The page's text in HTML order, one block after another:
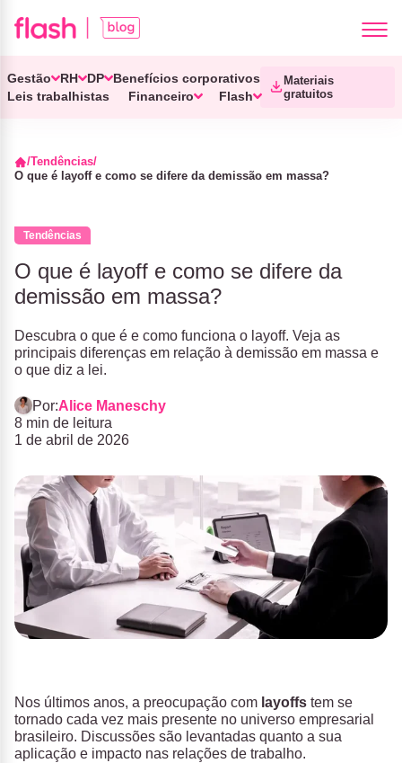
Gestão RH DP
Benefícios corporativos
Leis trabalhistas
Financeiro Flash
Materiais
gratuitos
Tendências
O que é layoff e como se difere da demissão em massa?
Tendências
O que é layoff e como se difere da
demissão em massa?
Descubra o que é e como funciona o layoff. Veja as
principais diferenças em relação à demissão em massa e
o que diz a lei.
Por:Alice Maneschy
8 min de leitura
1 de abril de 2026
Nos últimos anos, a preocupação com layoffs tem se
tornado cada vez mais presente no universo empresarial
brasileiro. Discussões são levantadas quanto a sua
aplicação e impacto nas relações de trabalho.